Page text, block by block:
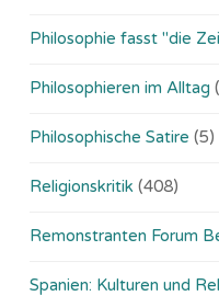
Philosophie fasst "die
Philosophieren im Alltag
Philosophische Satire (5)
Religionskritik (408)
Remonstranten Forum
Spanien: Kulturen und